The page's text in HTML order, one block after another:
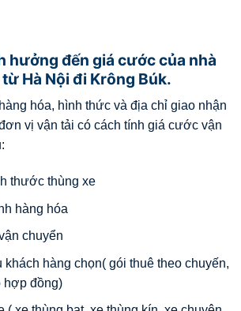
hưởng đến giá cước của nhà
Hà Nội đi Krông Búk.
hóa, hình thức và địa chỉ giao nhận
vị vận tải có cách tính giá cước vận
thước thùng xe
hàng hóa
chuyển
khách hàng chọn( gói thuê theo chuyến,
hợp đồng)